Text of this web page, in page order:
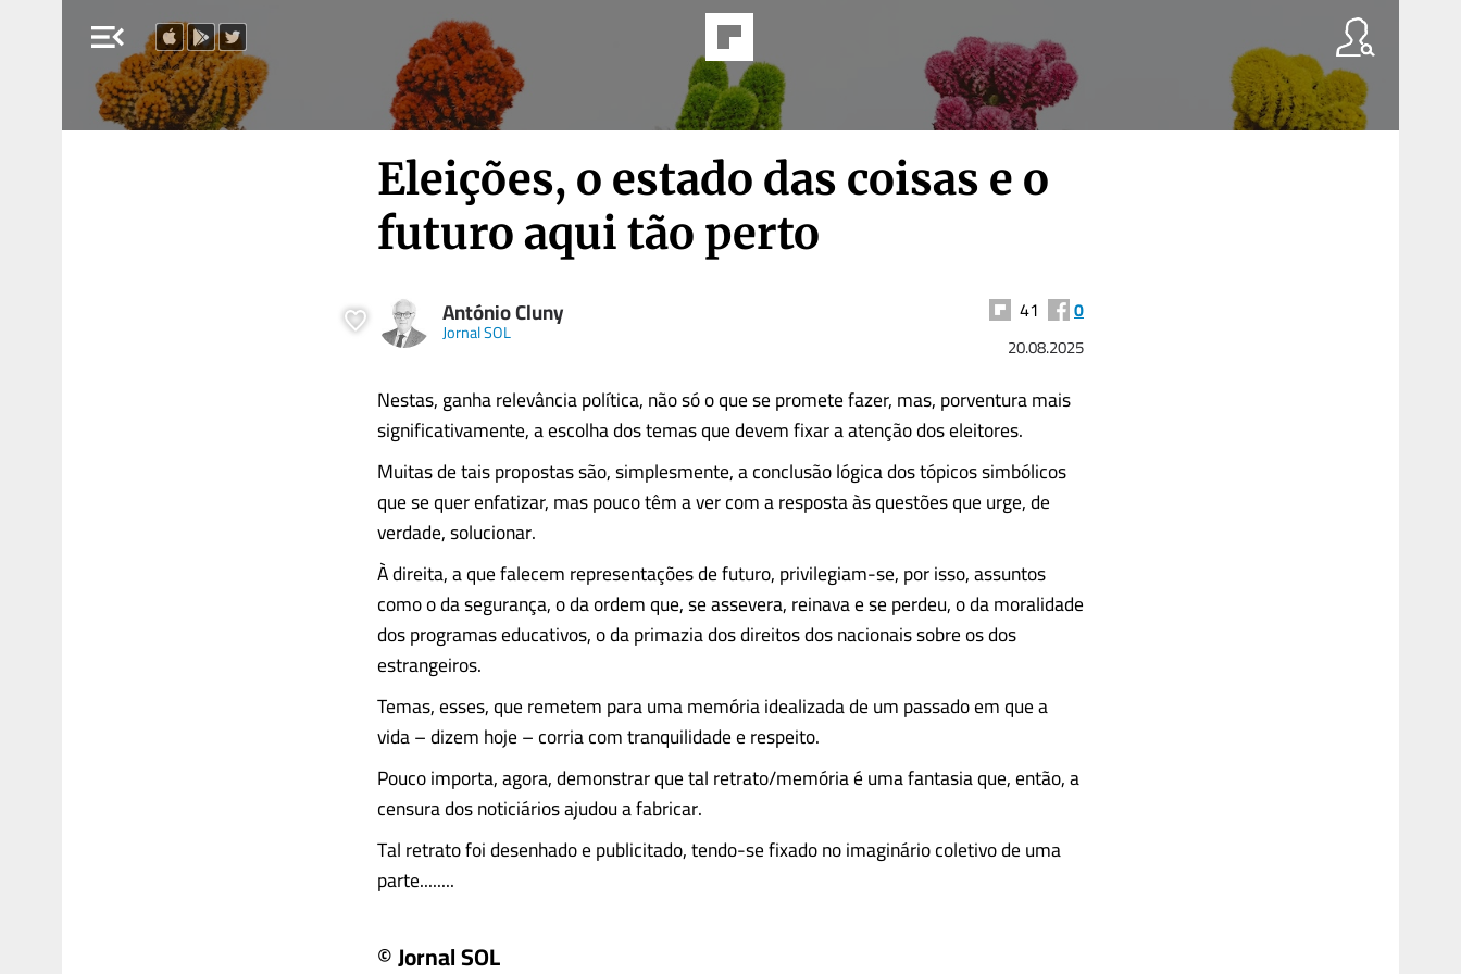
menu_open
Eleições, o estado das coisas e o
futuro aqui tão perto
António Cluny
Jornal SOL
41 0
20.08.2025
Nestas, ganha relevância política, não só o que se promete fazer, mas, porventura mais
significativamente, a escolha dos temas que devem fixar a atenção dos eleitores.
Muitas de tais propostas são, simplesmente, a conclusão lógica dos tópicos simbólicos
que se quer enfatizar, mas pouco têm a ver com a resposta às questões que urge, de
verdade, solucionar.
À direita, a que falecem representações de futuro, privilegiam-se, por isso, assuntos
como o da segurança, o da ordem que, se assevera, reinava e se perdeu, o da moralidade
dos programas educativos, o da primazia dos direitos dos nacionais sobre os dos
estrangeiros.
Temas, esses, que remetem para uma memória idealizada de um passado em que a
vida – dizem hoje – corria com tranquilidade e respeito.
Pouco importa, agora, demonstrar que tal retrato/memória é uma fantasia que, então, a
censura dos noticiários ajudou a fabricar.
Tal retrato foi desenhado e publicitado, tendo-se fixado no imaginário coletivo de uma
parte........
© Jornal SOL